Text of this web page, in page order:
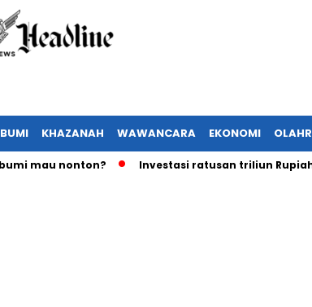
KHAZANAH WAWANCARA EKONOMI
nonton? Investasi ratusan triliun Rupiah